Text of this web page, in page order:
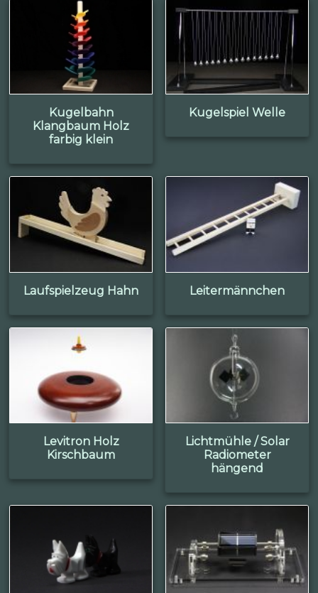
Kugelbahn
Klangbaum Holz
farbig klein
Kugelspiel Welle
Laufspielzeug Hahn Leitermännchen
Levitron Holz
Kirschbaum
Lichtmühle / Solar
Radiometer
hängend